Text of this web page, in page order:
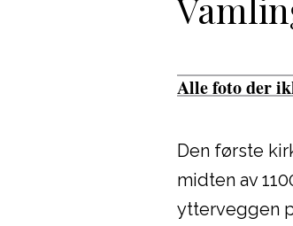
Alle foto der
Den første
midten av
ytterveggen